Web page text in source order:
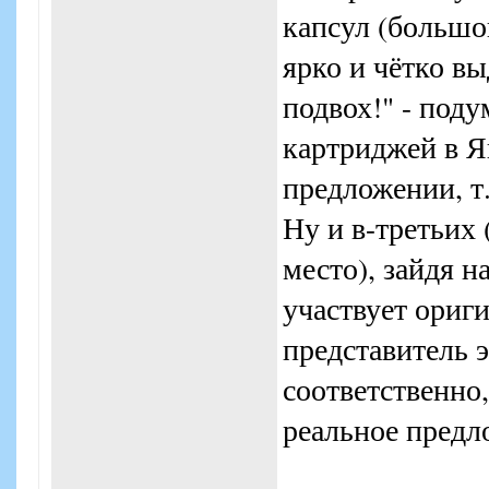
капсул
ярко и чётко
подвох!" -
картриджей в
предложении,
Ну и в-третьих
место), зайдя
участвует
представитель
реальное